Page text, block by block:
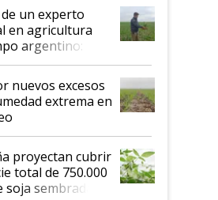
un experto
en agricultura
argentino:
nuevos excesos
extrema en
proyectan cubrir
total de 750.000
sembradas